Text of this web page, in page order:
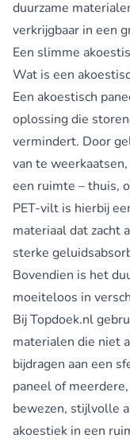
duurzame
verkrijgbaar in een
Een slimme
Wat is een
Een akoestisch
oplossing die
vermindert. Door
van te
een ruimte – thuis,
PET-vilt is hierbij
materiaal dat zacht
sterke
Bovendien is het
moeiteloos in
Bij Topdoek.nl
materialen die niet
bijdragen aan een
paneel of
bewezen, stijlvolle
akoestiek in een